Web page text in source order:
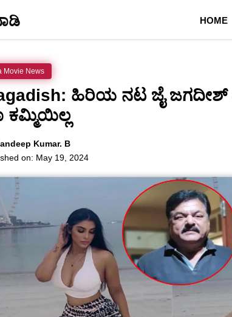
HOME
Movie News
ಹಿರಿಯ ನಟ ಜೈ ಜಗದೀಶ್
ಕಮ್ಮಿಯಿಲ್ಲ
Kumar. B
on: May 19, 2024